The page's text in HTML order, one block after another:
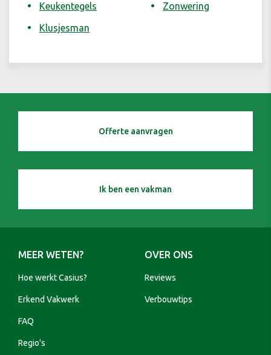
Keukentegels
Klusjesman
Zonwering
Offerte aanvragen
Ik ben een vakman
MEER WETEN?
Hoe werkt Casius?
Erkend Vakwerk
FAQ
Regio's
OVER ONS
Reviews
Verbouwtips